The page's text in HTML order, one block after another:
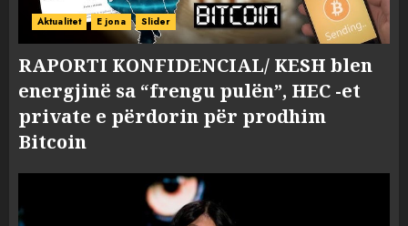
Aktualitet E jona Slider
RAPORTI KONFIDENCIAL/ KESH blen
energjinë sa “frengu pulën”, HEC -et
private e përdorin për prodhim
Bitcoin